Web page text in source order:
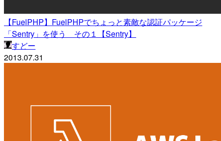
【FuelPHP】FuelPHPでちょっと素敵な認証パッケージ
「Sentry」を使う その１【Sentry】
すどー
2013.07.31